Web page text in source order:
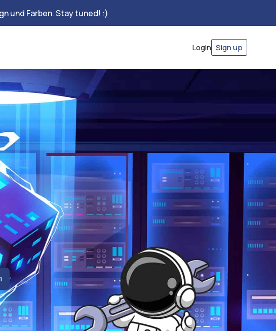
und Farben. Stay tuned! :)
Login Sign up